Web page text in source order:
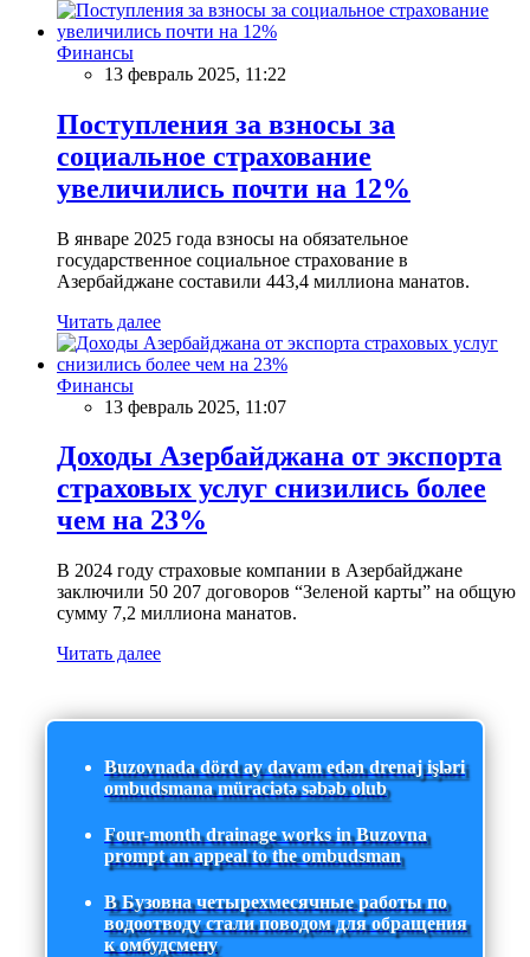
Финансы
13 февраль 2025, 11:22
Поступления за взносы за
социальное страхование
увеличились почти на 12%
В январе 2025 года взносы на обязательное
государственное социальное страхование в
Азербайджане составили 443,4 миллиона манатов.
Читать далее
Финансы
13 февраль 2025, 11:07
Доходы Азербайджана от экспорта
страховых услуг снизились более
чем на 23%
В 2024 году страховые компании в Азербайджане
заключили 50 207 договоров “Зеленой карты” на общую
сумму 7,2 миллиона манатов.
Читать далее
Buzovnada dörd ay davam edən drenaj işləri
ombudsmana müraciətə səbəb olub
Four-month drainage works in Buzovna
prompt an appeal to the ombudsman
В Бузовна четырехмесячные работы по
водоотводу стали поводом для обращения
к омбудсмену